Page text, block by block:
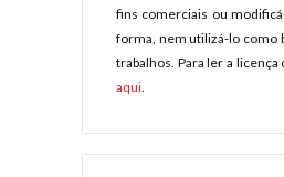
fins comerciais ou
forma, nem utilizá-lo como
trabalhos. Para ler a licença
aqui.